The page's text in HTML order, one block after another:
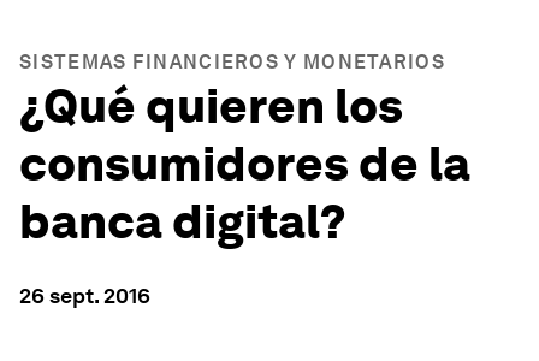
SISTEMAS FINANCIEROS Y MONETARIOS
¿Qué quieren los
consumidores de la
banca digital?
26 sept. 2016